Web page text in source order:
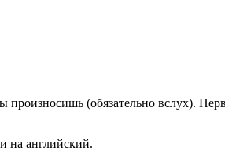
произносишь (обязательно вслух).
на английский.